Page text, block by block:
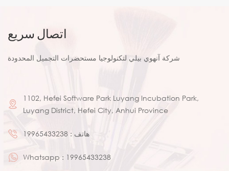
اتصال سريع
شركة آنهوي بيلي لتكنولوجيا مستحضرات التجميل المحدودة
1102, Hefei Software Park Luyang Incubation Park,
Luyang District, Hefei City, Anhui Province
هاتف : 19965433238
Whatsapp : 19965433238